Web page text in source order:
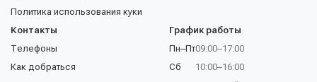
Политика использования куки
Контакты
Телефоны
Как добраться
График работы
Пн–Пт
Сб
09:00–17:00
10:00–16:00